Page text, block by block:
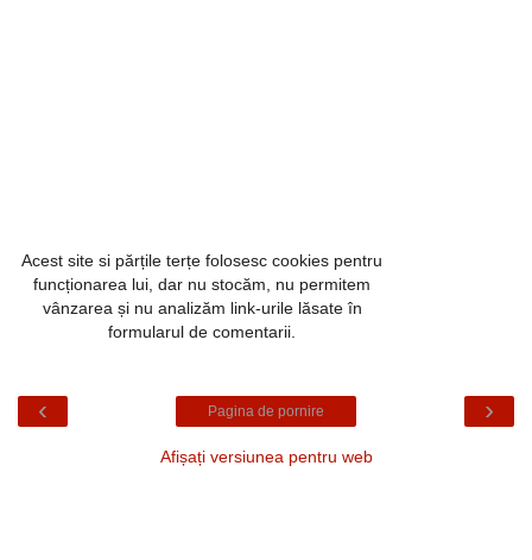
Acest site si părțile terțe folosesc cookies pentru
funcționarea lui, dar nu stocăm, nu permitem
vânzarea și nu analizăm link-urile lăsate în
formularul de comentarii.
‹ ›
Pagina de pornire
Afișați versiunea pentru web